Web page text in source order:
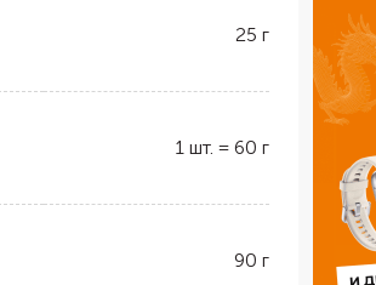
25 г
1 шт. = 60 г
90 г